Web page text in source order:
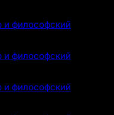
философский
философский
философский